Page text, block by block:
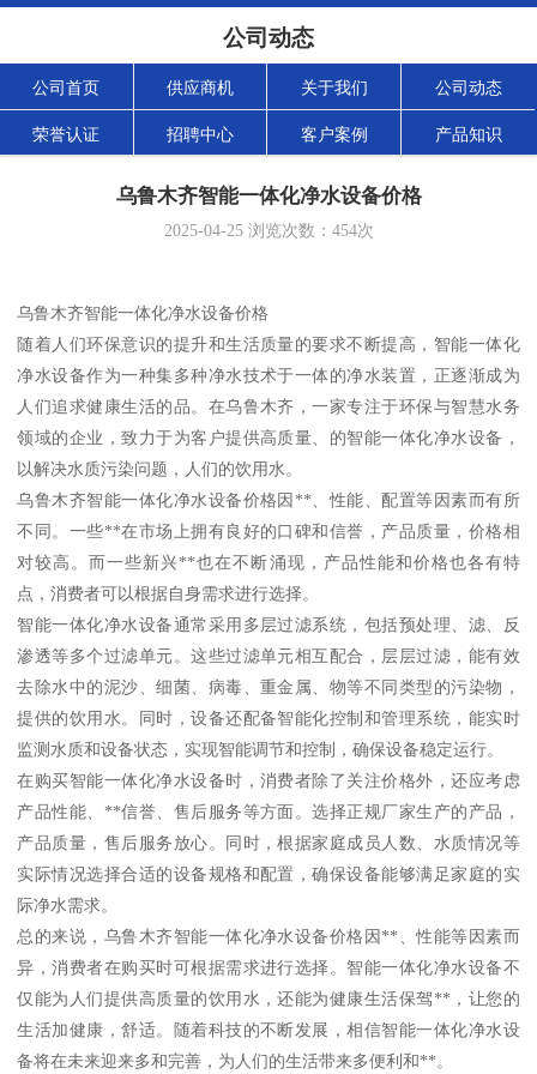
公司动态
公司首页 供应商机 关于我们 公司动态
荣誉认证 招聘中心 客户案例 产品知识
乌鲁木齐智能一体化净水设备价格
2025-04-25浏览次数： 454次
乌鲁木齐智能一体化净水设备价格
随着人们环保意识的提升和生活质量的要求不断提高，智能一体化
净水设备作为一种集多种净水技术于一体的净水装置，正逐渐成为
人们追求健康生活的品。在乌鲁木齐，一家专注于环保与智慧水务
领域的企业，致力于为客户提供高质量、的智能一体化净水设备，
以解决水质污染问题，人们的饮用水。
乌鲁木齐智能一体化净水设备价格因**、性能、配置等因素而有所
不同。一些**在市场上拥有良好的口碑和信誉，产品质量，价格相
对较高。而一些新兴**也在不断涌现，产品性能和价格也各有特
点，消费者可以根据自身需求进行选择。
智能一体化净水设备通常采用多层过滤系统，包括预处理、滤、反
渗透等多个过滤单元。这些过滤单元相互配合，层层过滤，能有效
去除水中的泥沙、细菌、病毒、重金属、物等不同类型的污染物，
提供的饮用水。同时，设备还配备智能化控制和管理系统，能实时
监测水质和设备状态，实现智能调节和控制，确保设备稳定运行。
在购买智能一体化净水设备时，消费者除了关注价格外，还应考虑
产品性能、**信誉、售后服务等方面。选择正规厂家生产的产品，
产品质量，售后服务放心。同时，根据家庭成员人数、水质情况等
实际情况选择合适的设备规格和配置，确保设备能够满足家庭的实
际净水需求。
总的来说，乌鲁木齐智能一体化净水设备价格因**、性能等因素而
异，消费者在购买时可根据需求进行选择。智能一体化净水设备不
仅能为人们提供高质量的饮用水，还能为健康生活保驾**，让您的
生活加健康，舒适。随着科技的不断发展，相信智能一体化净水设
备将在未来迎来多和完善，为人们的生活带来多便利和**。